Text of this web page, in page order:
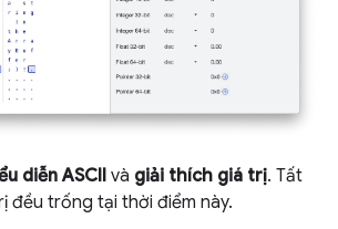
diễn ASCII và giải thích giá trị. Tất
đều trống tại thời điểm này.